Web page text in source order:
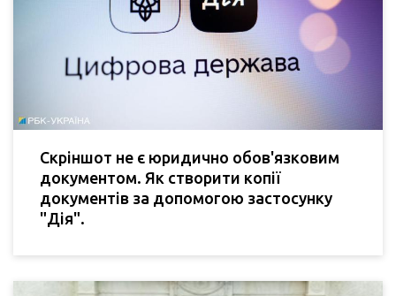
Скріншот не є юридично обов'язковим
документом. Як створити копії
документів за допомогою застосунку
"Дія".